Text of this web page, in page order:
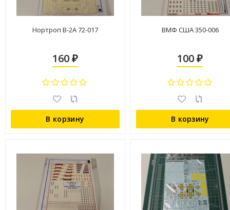
Нортроп В-2А 72-017
160 ₽
В корзину
ВМФ США 350-006
100₽
В корзину